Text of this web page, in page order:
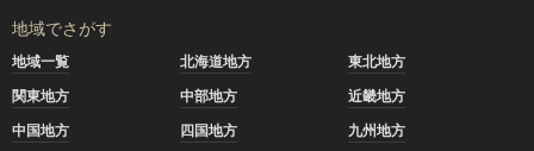
地域でさがす
地域一覧 北海道地方
東北地方
関東地方
中部地方
近畿地方
中国地方
四国地方 九州地方